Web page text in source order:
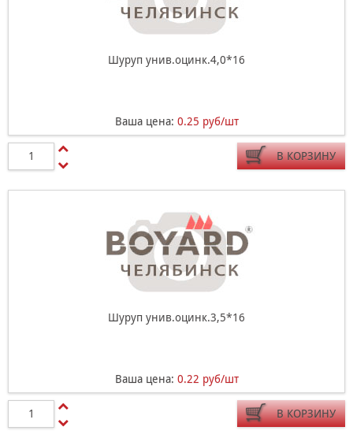
Шуруп унив.оцинк.4,0*16
Ваша цена: 0.25 руб/шт
В КОРЗИНУ
Шуруп унив.оцинк.3,5*16
Ваша цена: 0.22 руб/шт
В КОРЗИНУ